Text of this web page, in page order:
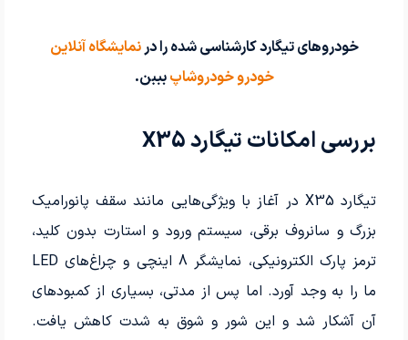
خودروهای تیگارد کارشناسی شده را درنمایشگاه آنلاین
خودروخودروشاپبببن.
بررسی امکانات تیگارد X35
تیگارد X35 در آغاز با ویژگی‌هایی مانند سقف پانورامیک
بزرگ و سانروف برقی، سیستم ورود و استارت بدون کلید،
ترمز پارک الکترونیکی، نمایشگر 8 اینچی و چراغ‌های LED
ما را به وجد آورد. اما پس از مدتی، بسیاری از کمبودهای
آن آشکار شد و این شور و شوق به شدت کاهش یافت.